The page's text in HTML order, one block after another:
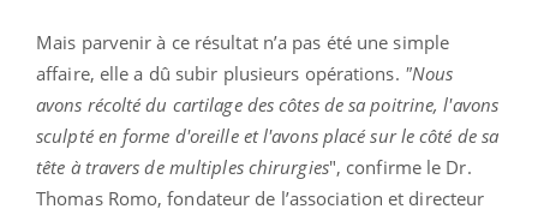
Mais parvenir à ce résultat n’a pas été une simple
affaire, elle a dû subir plusieurs opérations. "Nous
avons récolté du cartilage des côtes de sa poitrine, l'avons
sculpté en forme d'oreille et l'avons placé sur le côté de sa
tête à travers de multiples chirurgies", confirme le Dr.
Thomas Romo, fondateur de l’association et directeur